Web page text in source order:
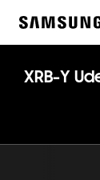
XRB-Y